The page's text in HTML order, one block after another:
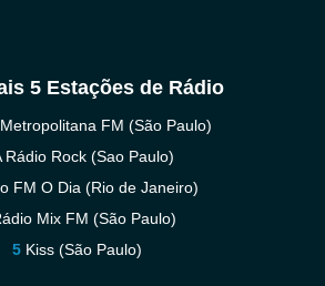
5 Estações de Rádio
FM (São Paulo)
Rádio Rock (Sao Paulo)
FM O Dia (Rio de Janeiro)
Mix FM (São Paulo)
Kiss (São Paulo)